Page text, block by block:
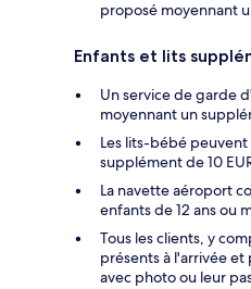
proposé moyennant
Enfants et lits
Un service de garde
moyennant un
Les lits-bébé
supplément de 10
La navette aéroport
enfants de 12 ans ou
Tous les clients, y
présents à l'arrivée
avec photo ou leur